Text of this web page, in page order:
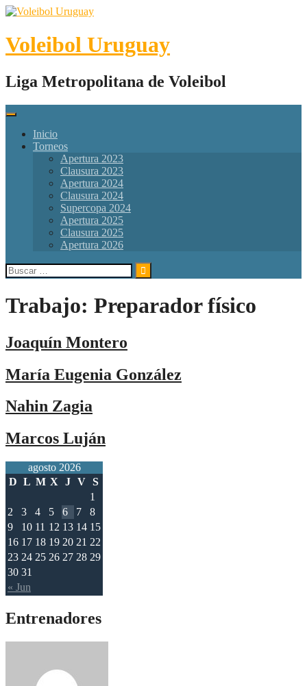
Skip
content
Voleibol Uruguay
Liga Metropolitana de Voleibol
Inicio
Torneos
Apertura 2023
Clausura 2023
Apertura 2024
Clausura 2024
Supercopa 2024
Apertura 2025
Clausura 2025
Apertura 2026
Buscar:
Trabajo: Preparador físico
Joaquín Montero
María Eugenia González
Nahin Zagia
Marcos Luján
agosto 2026
D L M X J V S
« Jun
1
2
3 4 5 6 7
8
9
10 11 12 13 14 15
16 17 18 19 20 21 22
23 24 25 26 27 28 29
30 31
Entrenadores